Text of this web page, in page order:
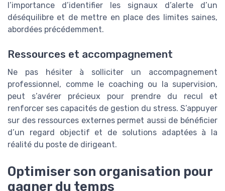
l’importance d’identifier les signaux d’alerte d’un
déséquilibre et de mettre en place des limites saines,
abordées précédemment.
Ressources et accompagnement
Ne pas hésiter à solliciter un accompagnement
professionnel, comme le coaching ou la supervision,
peut s’avérer précieux pour prendre du recul et
renforcer ses capacités de gestion du stress. S’appuyer
sur des ressources externes permet aussi de bénéficier
d’un regard objectif et de solutions adaptées à la
réalité du poste de dirigeant.
Optimiser son organisation pour
gagner du temps